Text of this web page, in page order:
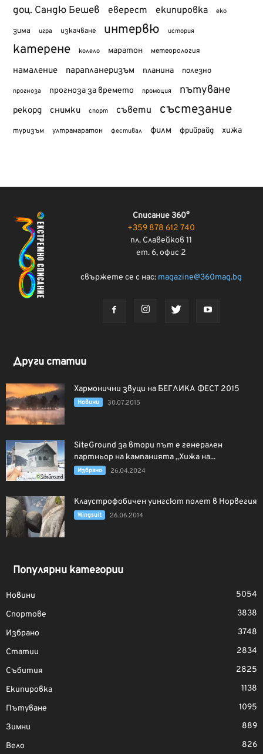
доц. Сандю Бешев еверест екипировка еко
зима игра изкачване интервю история
катерене колело маратон метеорология
намаление парапланеризъм планина полезно
прогноза прогноза за времето промоция пътуване
рекорд снимки спорт съвети състезание
туризъм ултрамаратон фестивал филм фрийрайд хижа
Списание 360°
+359 878 612 740
пл. Славейков 11
ет. 6, офис 2
свържете се с нас: magazine@360mag.bg
Други статии
Хармонични звуци на БЕГЛИКА ФЕСТ 2015
Новини 30.07.2015
SiteGround за втори път е генерален
партньор на кампанията „Хижа на...
Избрано 26.04.2024
Клаустрофобичен уингсют полет в Норвегия
Wingsuit 26.06.2014
Популярни категории
Новини
5054
Спортове
3838
Избрано
3748
Статии
2834
Събития
2825
Екипировка
1138
Пътуване
1095
Зимни
889
Вело
826